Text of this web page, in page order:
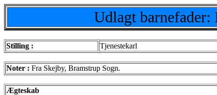
Udlagt
Stilling : Tjenestekarl
Noter : Fra Skejby, Bramstrup Sogn.
Ægteskab